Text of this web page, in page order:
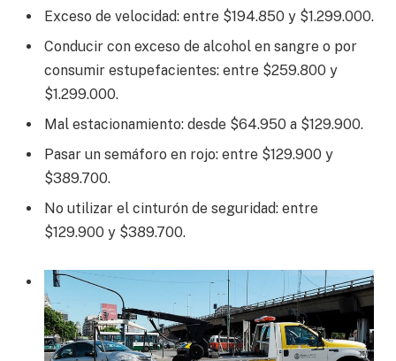
Exceso de velocidad: entre $194.850 y $1.299.000.
Conducir con exceso de alcohol en sangre o por
consumir estupefacientes: entre $259.800 y
$1.299.000.
Mal estacionamiento: desde $64.950 a $129.900.
Pasar un semáforo en rojo: entre $129.900 y
$389.700.
No utilizar el cinturón de seguridad: entre
$129.900 y $389.700.